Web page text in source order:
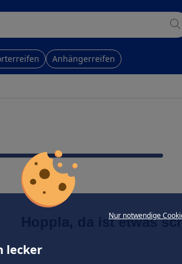
Nur notwendige
lecker
Anhängerreifen
Hoppla, da ist etwas